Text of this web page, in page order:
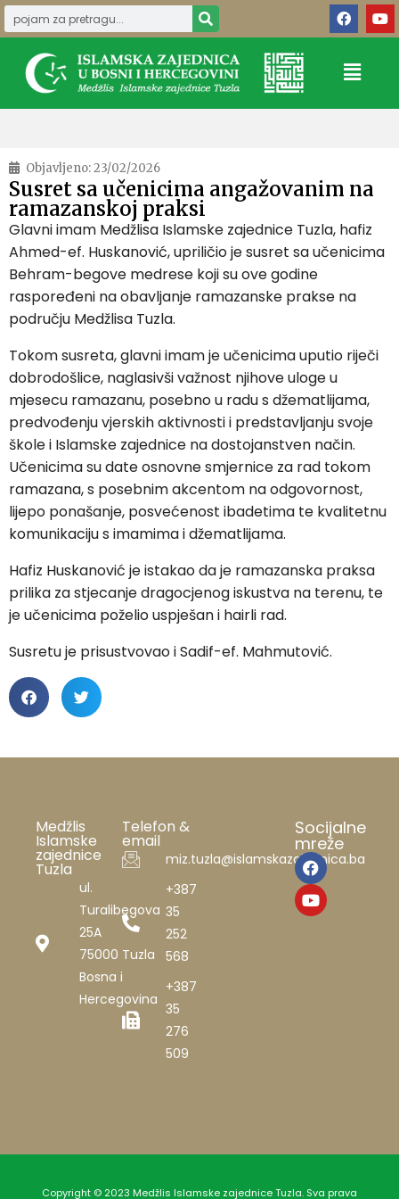
Objavljeno:23/02/2026
Susret sa učenicima angažovanim na
ramazanskoj praksi
Glavni imam Medžlisa Islamske zajednice Tuzla, hafiz
Ahmed-ef. Huskanović, upriličio je susret sa učenicima
Behram-begove medrese koji su ove godine
raspoređeni na obavljanje ramazanske prakse na
području Medžlisa Tuzla.
Tokom susreta, glavni imam je učenicima uputio riječi
dobrodošlice, naglasivši važnost njihove uloge u
mjesecu ramazanu, posebno u radu s džematlijama,
predvođenju vjerskih aktivnosti i predstavljanju svoje
škole i Islamske zajednice na dostojanstven način.
Učenicima su date osnovne smjernice za rad tokom
ramazana, s posebnim akcentom na odgovornost,
lijepo ponašanje, posvećenost ibadetima te kvalitetnu
komunikaciju s imamima i džematlijama.
Hafiz Huskanović je istakao da je ramazanska praksa
prilika za stjecanje dragocjenog iskustva na terenu, te
je učenicima poželio uspješan i hairli rad.
Susretu je prisustvovao i Sadif-ef. Mahmutović.
Medžlis
Islamske
zajednice
Tuzla
ul.
Turalibegova
25A
75000 Tuzla
Bosna i
Hercegovina
Telefon &
email
miz.tuzla@islamskazajednica.ba
+387
35
252
568
+387
35
276
509
Socijalne
mreže
Copyright © 2023 Medžlis Islamske zajednice Tuzla. Sva prava